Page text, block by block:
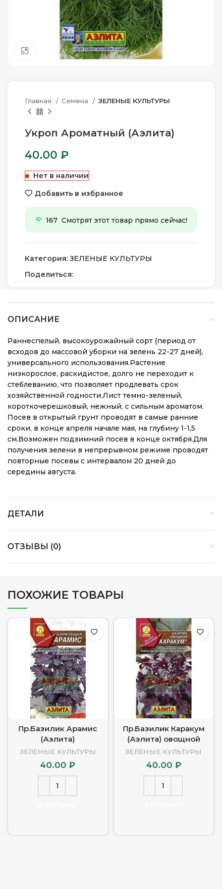
Нажмите, чтобы увеличить
Главная Семена ЗЕЛЕНЫЕ КУЛЬТУРЫ
Укроп Ароматный (Аэлита)
40.00 ₽
Нет в наличии
Добавить в избранное
167 Смотрят этот товар прямо сейчас!
Категория: ЗЕЛЕНЫЕ КУЛЬТУРЫ
Поделиться:
ОПИСАНИЕ
Раннеспелый, высокоурожайный сорт (период от
всходов до массовой уборки на зелень 22-27 дней),
универсального использования.Растение
низкорослое, раскидистое, долго не переходит к
стеблеванию, что позволяет продлевать срок
хозяйственной годности.Лист темно-зеленый,
короткочерешковый, нежный, с сильным ароматом.
Посев в открытый грунт проводят в самые ранние
сроки, в конце апреля начале мая, на глубину 1-1,5
см.Возможен подзимний посев в конце октября.Для
получения зелени в непрерывном режиме проводят
повторные посевы с интервалом 20 дней до
середины августа.
ДЕТАЛИ
ОТЗЫВЫ (0)
ПОХОЖИЕ ТОВАРЫ
Пр.Базилик Арамис
(Аэлита)
ЗЕЛЕНЫЕ КУЛЬТУРЫ
40.00₽
Пр.Базилик Каракум
(Аэлита) овощной
ЗЕЛЕНЫЕ КУЛЬТУРЫ
40.00 ₽